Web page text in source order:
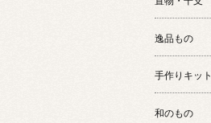
逸品もの
手作りキット
和のもの